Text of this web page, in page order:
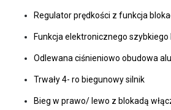
Regulator prędkości z funkcja
Funkcja elektronicznego szybkiego
Odlewana ciśnieniowo obudowa
Trwały 4- ro biegunowy silnik
Bieg w prawo/ lewo z blokadą